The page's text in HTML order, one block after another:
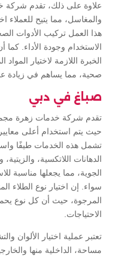
علاوة على ذلك، تقدم شركة
والمغاسل، مما يتيح للعملاء
هذا العمل تركيب الأدوات
الاستخدام وجودة الأداء. كما
الخبرة اللازمة لاختيار
صحية، مما يساهم في زيادة
صباغ في دبي
تقدم شركة خدمات زهرة
حيث يتم استخدام أعلى
تشمل هذه الخدمات طيفًا
الدهانات اللاتكسية،
الجوية، مما يجعلها مناسبة
سواء. إن اختيار نوع الطلاء
المرجوة، حيث أن كل نوع
الاحتياجات.
تعتبر عملية اختيار الألوان
مساحة، الداخلية منها